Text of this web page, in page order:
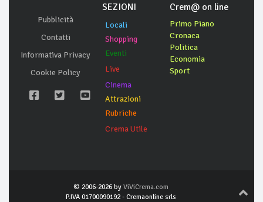
Pubblicità
Contatti
Informativa Privacy
Cookie Policy
SEZIONI
Locali
Shopping
Eventi
Live
Cinema
Attrazioni
Rubriche
Crema Utile
Crem@ on line
Primo Piano
Cronaca
Politica
Economia
Sport
© 2006-2026 by ViViCrema.com
P.IVA 01700090192 - Cremaonline srls